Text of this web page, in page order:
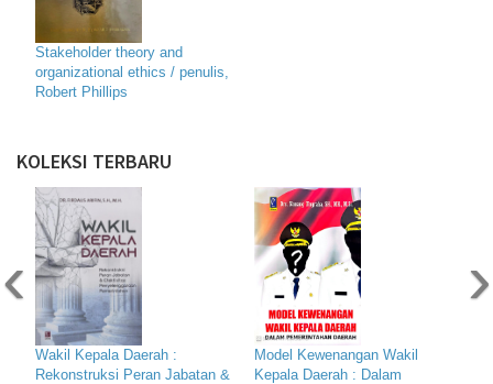
Stakeholder theory and
organizational ethics / penulis,
Robert Phillips
KOLEKSI TERBARU
Wakil Kepala Daerah :
Rekonstruksi Peran Jabatan &
Model Kewenangan Wakil
Kepala Daerah : Dalam
‹ ›